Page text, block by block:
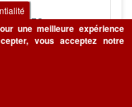
AEG
une meilleure expérience
vous acceptez notre